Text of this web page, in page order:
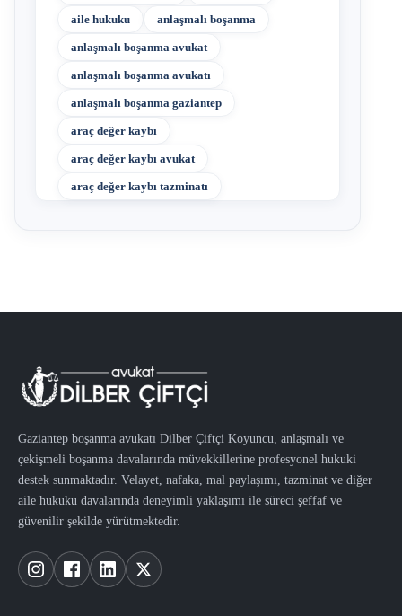
aile hukuku anlaşmalı boşanma
anlaşmalı boşanma avukat
anlaşmalı boşanma avukatı
anlaşmalı boşanma gaziantep
araç değer kaybı
araç değer kaybı avukat
araç değer kaybı tazminatı
Gaziantep boşanma avukatı Dilber Çiftçi Koyuncu, anlaşmalı ve
çekişmeli boşanma davalarında müvekkillerine profesyonel hukuki
destek sunmaktadır. Velayet, nafaka, mal paylaşımı, tazminat ve diğer
aile hukuku davalarında deneyimli yaklaşımı ile süreci şeffaf ve
güvenilir şekilde yürütmektedir.